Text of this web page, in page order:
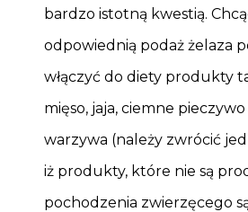
bardzo istotną kwestią.
odpowiednią podaż żelaza
włączyć do diety produkty
mięso, jaja, ciemne
warzywa (należy zwrócić
iż produkty, które nie są
pochodzenia zwierzęcego